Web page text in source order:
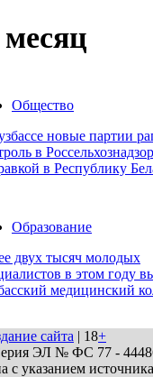
Общество
новые партии
в
в Республику
Образование
двух тысяч молодых
в этом году
медицинский
сайта | 18+
ЭЛ № ФС 77 - 44486
с указанием